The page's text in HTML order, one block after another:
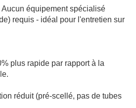
Aucun équipement spécialisé
requis - idéal pour l'entretien sur
plus rapide par rapport à la
réduit (pré-scellé, pas de tubes